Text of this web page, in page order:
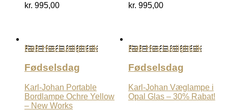
kr. 995,00
kr. 995,00
Køb Hos Luxlight.dk
Fødselsdag
Karl-Johan Portable
Bordlampe Ochre Yellow
– New Works
Køb Hos Luxlight.dk
Fødselsdag
Karl-Johan Væglampe i
Opal Glas – 30% Rabat!